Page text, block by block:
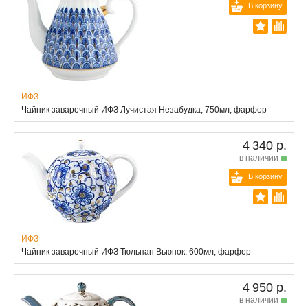
В корзину
ИФЗ
Чайник заварочный ИФЗ Лучистая Незабудка, 750мл, фарфор
4 340 р.
в наличии
В корзину
ИФЗ
Чайник заварочный ИФЗ Тюльпан Вьюнок, 600мл, фарфор
4 950 р.
в наличии